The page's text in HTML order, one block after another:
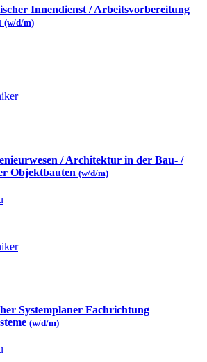
Innendienst / Arbeitsvorbereitung
(w/d/m)
/ Architektur in der Bau- /
Objektbauten (w/d/m)
Systemplaner Fachrichtung
(w/d/m)